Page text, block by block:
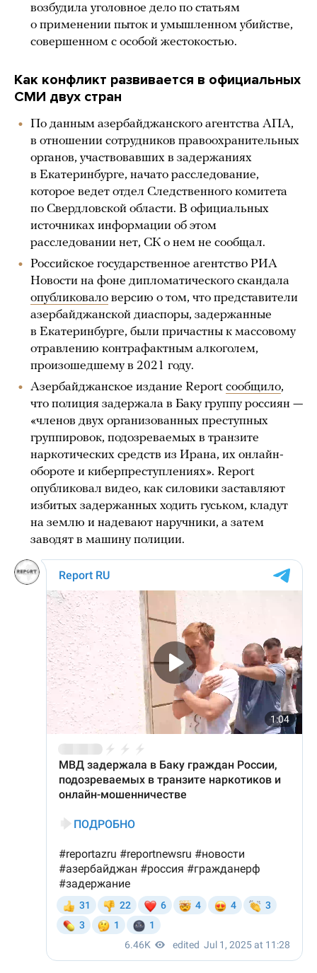
возбудила уголовное дело по статьям
о применении пыток и умышленном убийстве,
совершенном с особой жестокостью.
Как конфликт развивается в официальных
СМИ двух стран
По данным азербайджанского агентства АПА,
в отношении сотрудников правоохранительных
органов, участвовавших в задержаниях
в Екатеринбурге, начато расследование,
которое ведет отдел Следственного комитета
по Свердловской области. В официальных
источниках информации об этом
расследовании нет, СК о нем не сообщал.
Российское государственное агентство РИА
Новости на фоне дипломатического скандала
опубликовало версию о том, что представители
азербайджанской диаспоры, задержанные
в Екатеринбурге, были причастны к массовому
отравлению контрафактным алкоголем,
произошедшему в 2021 году.
Азербайджанское издание Report сообщило,
что полиция задержала в Баку группу россиян —
«членов двух организованных преступных
группировок, подозреваемых в транзите
наркотических средств из Ирана, их онлайн-
обороте и киберпреступлениях». Report
опубликовал видео, как силовики заставляют
избитых задержанных ходить гуськом, кладут
на землю и надевают наручники, а затем
заводят в машину полиции.